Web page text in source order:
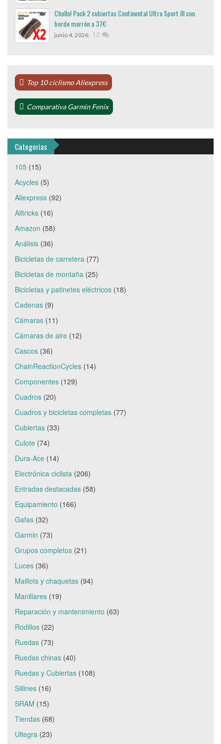
Chollo! Pack 2 cubiertas Continental Ultra Sport III con
borde marrón a 37€
junio 4, 2026, 12
Top 10 ciclismo Aliexpress
Comparativa Garmin Fenix
Categorias
105 (15)
Acycles (5)
Aliexpress (92)
Alltricks (16)
Amazon (58)
Análisis (36)
Bicicletas de carretera (77)
Bicicletas de montaña (25)
Bicicletas y patinetes eléctricos (18)
Cadenas (9)
Cámaras (11)
Cámaras de aire (12)
Cascos (36)
ChainReactionCycles (14)
Componentes (129)
Cuadros (20)
Cuadros y bicicletas completas (77)
Cubiertas (33)
Culote (74)
Dura-Ace (14)
Electrónica ciclista (206)
Entradas destacadas (58)
Equipamiento (166)
Gafas (32)
Garmin (73)
Grupos completos (21)
Luces (36)
Maillots y chaquetas (94)
Manillares (19)
Reparación y mantenimiento (63)
Rodillos (22)
Ruedas (73)
Ruedas chinas (40)
Ruedas y Cubiertas (108)
Sillines (16)
SRAM (15)
Tiendas (68)
Ultegra (23)